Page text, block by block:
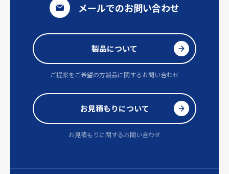
メールでのお問い合わせ
製品について
ご提案をご希望の方製品に関するお問い合わせ
お見積もりについて
お見積もりに関するお問い合わせ